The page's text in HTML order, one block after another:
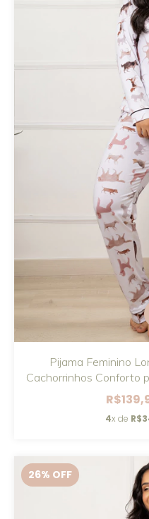
Pijama Feminino
Cachorrinhos Conforto
4x de
26% OFF